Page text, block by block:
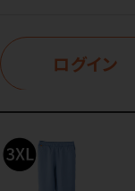
ログイン